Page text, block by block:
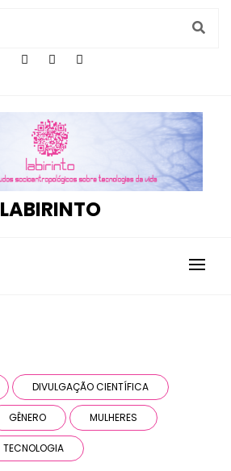
LABIRINTO
DIVULGAÇÃO CIENTÍFICA
GÊNERO MULHERES
TECNOLOGIA